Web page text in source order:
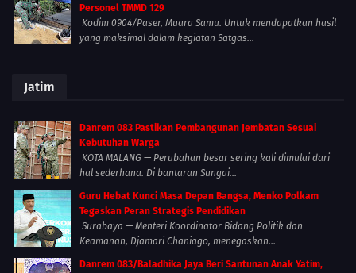
Personel TMMD 129
Kodim 0904/Paser, Muara Samu. Untuk mendapatkan hasil
yang maksimal dalam kegiatan Satgas...
Jatim
Danrem 083 Pastikan Pembangunan Jembatan Sesuai
Kebutuhan Warga
KOTA MALANG — Perubahan besar sering kali dimulai dari
hal sederhana. Di bantaran Sungai...
Guru Hebat Kunci Masa Depan Bangsa, Menko Polkam
Tegaskan Peran Strategis Pendidikan
Surabaya — Menteri Koordinator Bidang Politik dan
Keamanan, Djamari Chaniago, menegaskan...
Danrem 083/Baladhika Jaya Beri Santunan Anak Yatim,